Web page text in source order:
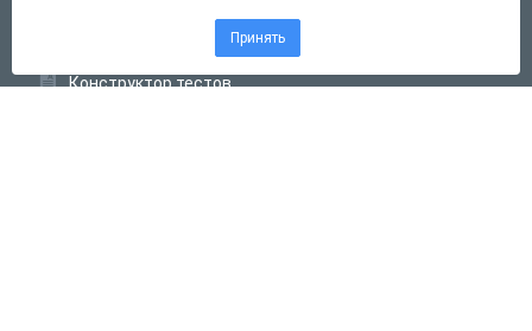
Конструктор тестов
Принять